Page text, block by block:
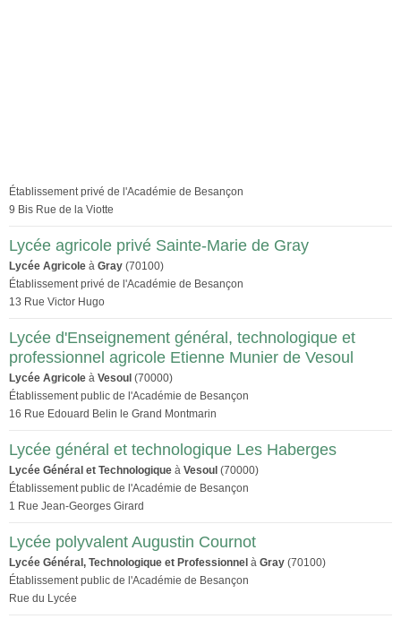
Établissement privé de l'Académie de Besançon
9 Bis Rue de la Viotte
Lycée agricole privé Sainte-Marie de Gray
Lycée Agricole à Gray (70100)
Établissement privé de l'Académie de Besançon
13 Rue Victor Hugo
Lycée d'Enseignement général, technologique et
professionnel agricole Etienne Munier de Vesoul
Lycée Agricole à Vesoul (70000)
Établissement public de l'Académie de Besançon
16 Rue Edouard Belin le Grand Montmarin
Lycée général et technologique Les Haberges
Lycée Général et Technologique à Vesoul (70000)
Établissement public de l'Académie de Besançon
1 Rue Jean-Georges Girard
Lycée polyvalent Augustin Cournot
Lycée Général, Technologique et Professionnel à Gray (70100)
Établissement public de l'Académie de Besançon
Rue du Lycée